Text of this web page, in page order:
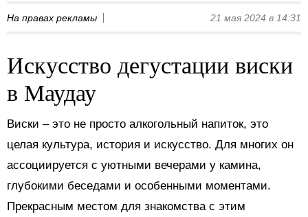
На правах рекламы 21 мая 2024 в 14:31
Искусство дегустации виски
в Маудау
Виски – это не просто алкогольный напиток, это
целая культура, история и искусство. Для многих он
ассоциируется с уютными вечерами у камина,
глубокими беседами и особенными моментами.
Прекрасным местом для знакомства с этим